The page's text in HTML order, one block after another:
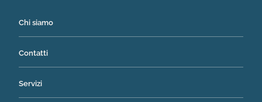
Chi siamo
Contatti
Servizi